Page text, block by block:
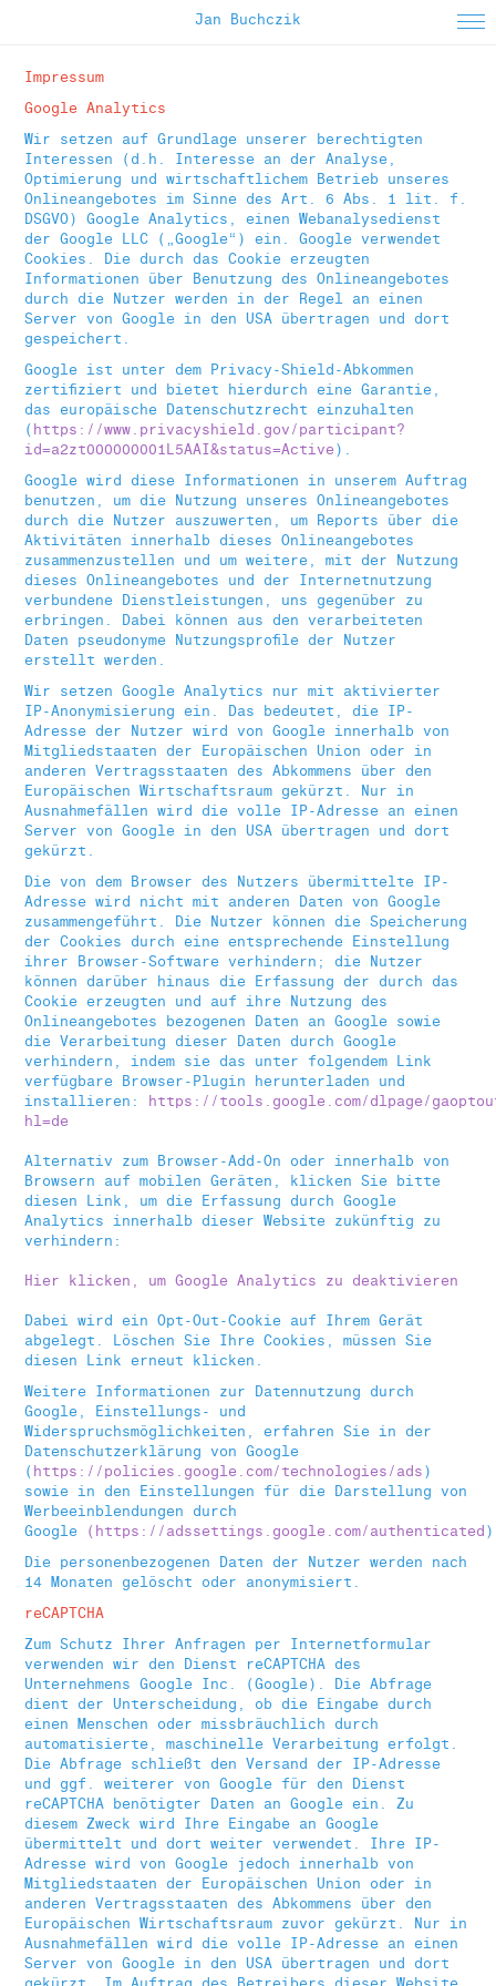
About
Instagram
Selected Work
Editorial
Animated
Apparel
Poster
Printed Matter
Jan Buchczik
Impressum
Google Analytics
Wir setzen auf Grundlage unserer berechtigten
Interessen (d.h. Interesse an der Analyse,
Optimierung und wirtschaftlichem Betrieb unseres
Onlineangebotes im Sinne des Art. 6 Abs. 1 lit. f.
DSGVO) Google Analytics, einen Webanalysedienst
der Google LLC („Google“) ein. Google verwendet
Cookies. Die durch das Cookie erzeugten
Informationen über Benutzung des Onlineangebotes
durch die Nutzer werden in der Regel an einen
Server von Google in den USA übertragen und dort
gespeichert.
Google ist unter dem Privacy-Shield-Abkommen
zertifiziert und bietet hierdurch eine Garantie,
das europäische Datenschutzrecht einzuhalten
( https://www.privacyshield.gov/participant?
id=a2zt000000001L5AAI&status=Active ).
Google wird diese Informationen in unserem Auftrag
benutzen, um die Nutzung unseres Onlineangebotes
durch die Nutzer auszuwerten, um Reports über die
Aktivitäten innerhalb dieses Onlineangebotes
zusammenzustellen und um weitere, mit der Nutzung
dieses Onlineangebotes und der Internetnutzung
verbundene Dienstleistungen, uns gegenüber zu
erbringen. Dabei können aus den verarbeiteten
Daten pseudonyme Nutzungsprofile der Nutzer
erstellt werden.
Wir setzen Google Analytics nur mit aktivierter
IP-Anonymisierung ein. Das bedeutet, die IP-
Adresse der Nutzer wird von Google innerhalb von
Mitgliedstaaten der Europäischen Union oder in
anderen Vertragsstaaten des Abkommens über den
Europäischen Wirtschaftsraum gekürzt. Nur in
Ausnahmefällen wird die volle IP-Adresse an einen
Server von Google in den USA übertragen und dort
gekürzt.
Die von dem Browser des Nutzers übermittelte IP-
Adresse wird nicht mit anderen Daten von Google
zusammengeführt. Die Nutzer können die Speicherung
der Cookies durch eine entsprechende Einstellung
ihrer Browser-Software verhindern; die Nutzer
können darüber hinaus die Erfassung der durch das
Cookie erzeugten und auf ihre Nutzung des
Onlineangebotes bezogenen Daten an Google sowie
die Verarbeitung dieser Daten durch Google
verhindern, indem sie das unter folgendem Link
verfügbare Browser-Plugin herunterladen und
installieren:
https://tools.google.com/dlpage/
hl=de
Alternativ zum Browser-Add-On oder innerhalb von
Browsern auf mobilen Geräten, klicken Sie bitte
diesen Link, um die Erfassung durch Google
Analytics innerhalb dieser Website zukünftig zu
verhindern:
Hier klicken, um Google Analytics zu deaktivieren
Dabei wird ein Opt-Out-Cookie auf Ihrem Gerät
abgelegt. Löschen Sie Ihre Cookies, müssen Sie
diesen Link erneut klicken.
Weitere Informationen zur Datennutzung durch
Google, Einstellungs- und
Widerspruchsmöglichkeiten, erfahren Sie in der
Datenschutzerklärung von Google
( https://policies.google.com/technologies/ads )
sowie in den Einstellungen für die Darstellung von
Werbeeinblendungen durch
Google
(https://adssettings.google.com/authenticated
Die personenbezogenen Daten der Nutzer werden nach
14 Monaten gelöscht oder anonymisiert.
reCAPTCHA
Zum Schutz Ihrer Anfragen per Internetformular
verwenden wir den Dienst reCAPTCHA des
Unternehmens Google Inc. (Google). Die Abfrage
dient der Unterscheidung, ob die Eingabe durch
einen Menschen oder missbräuchlich durch
automatisierte, maschinelle Verarbeitung erfolgt.
Die Abfrage schließt den Versand der IP-Adresse
und ggf. weiterer von Google für den Dienst
reCAPTCHA benötigter Daten an Google ein. Zu
diesem Zweck wird Ihre Eingabe an Google
übermittelt und dort weiter verwendet. Ihre IP-
Adresse wird von Google jedoch innerhalb von
Mitgliedstaaten der Europäischen Union oder in
anderen Vertragsstaaten des Abkommens über den
Europäischen Wirtschaftsraum zuvor gekürzt. Nur in
Ausnahmefällen wird die volle IP-Adresse an einen
Server von Google in den USA übertragen und dort